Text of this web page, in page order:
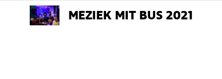
MEZIEK MIT BUS 2021